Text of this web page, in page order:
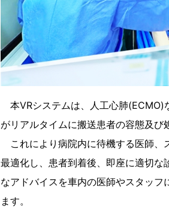
本VRシステムは、人工心肺(ECMO)
がリアルタイムに搬送患者の容態及び
これにより病院内に待機する医師、
最適化し、患者到着後、即座に適切
なアドバイスを車内の医師やスタッ
ます。